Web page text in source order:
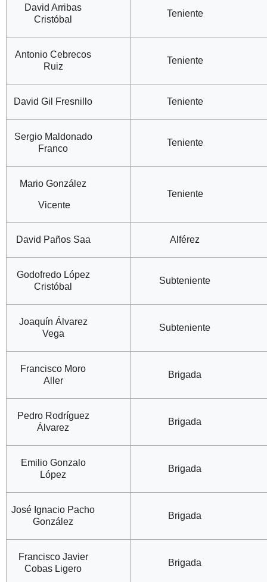
David Arribas
Cristóbal
Teniente
Antonio Cebrecos
Ruiz
Teniente
David Gil Fresnillo Teniente
Sergio Maldonado
Franco
Teniente
Mario González
Vicente
Teniente
David Paños Saa Alférez
Godofredo López
Cristóbal
Subteniente
Joaquín Álvarez
Vega
Subteniente
Francisco Moro
Aller
Brigada
Pedro Rodríguez
Álvarez
Brigada
Emilio Gonzalo
López
Brigada
José Ignacio Pacho
González
Brigada
Francisco Javier
Cobas Ligero
Brigada